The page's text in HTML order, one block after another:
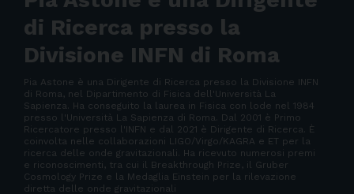
di Ricerca presso la
Divisione INFN di Roma
Pia Astone è una Dirigente di Ricerca presso la Divisione INFN
di Roma, nel Dipartimento di Fisica dell'Università La
Sapienza. Ha conseguito la laurea in Fisica con lode nel 1984
presso l'Università La Sapienza di Roma. Dal 2001 è Primo
Ricercatore presso l'INFN e dal 2021 è Dirigente di Ricerca. È
coinvolta nelle collaborazioni LIGO/Virgo/KAGRA e ET per la
ricerca delle onde gravitazionali. Ha ricevuto numerosi premi
e riconoscimenti, tra cui il Breakthrough Prize, il Gruber
Cosmology Prize e la Medaglia Einstein per la rilevazione
diretta delle onde gravitazionali